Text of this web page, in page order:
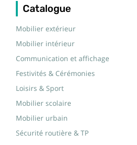
Catalogue
Mobilier extérieur
Mobilier intérieur
Communication et affichage
Festivités & Cérémonies
Loisirs & Sport
Mobilier scolaire
Mobilier urbain
Sécurité routière & TP